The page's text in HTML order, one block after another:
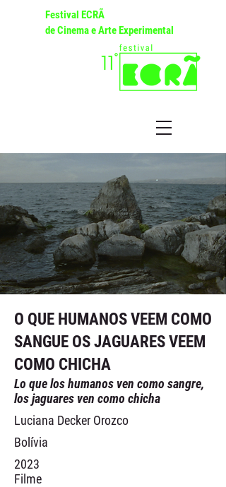
Festival ECRÃ
de Cinema e Arte Experimental
O QUE HUMANOS VEEM COMO
SANGUE OS JAGUARES VEEM
COMO CHICHA
Lo que los humanos ven como sangre,
los jaguares ven como chicha
Luciana Decker Orozco
Bolívia
2023
Filme